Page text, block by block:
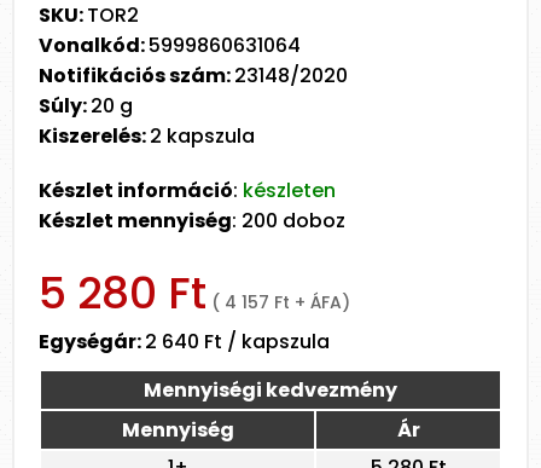
SKU:TOR2
Vonalkód:5999860631064
Notifikációs szám:23148/2020
Súly:20 g
Kiszerelés:2 kapszula
Készlet információ: készleten
Készlet mennyiség: 200 doboz
5 280 Ft ( 4 157 Ft + ÁFA)
Egységár:2 640 Ft / kapszula
Mennyiségi kedvezmény
Mennyiség
Ár